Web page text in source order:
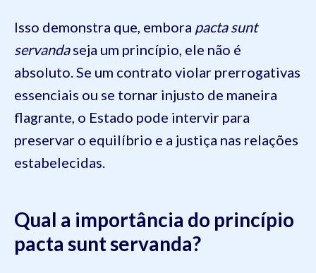
Isso demonstra que, embora pacta sunt
servandaseja um princípio, ele não é
absoluto. Se um contrato violar prerrogativas
essenciais ou se tornar injusto de maneira
flagrante, o Estado pode intervir para
preservar o equilíbrio e a justiça nas relações
estabelecidas.
Qual a importância do princípio
pacta sunt servanda?